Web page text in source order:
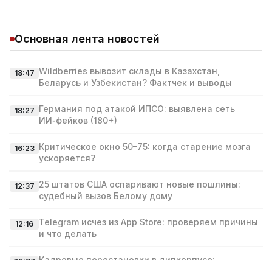
Основная лента новостей
18:47 Wildberries вывозит склады в Казахстан,
Беларусь и Узбекистан? Фактчек и выводы
18:27 Германия под атакой ИПСО: выявлена сеть
ИИ‑фейков (180+)
16:23 Критическое окно 50–75: когда старение мозга
ускоряется?
12:37 25 штатов США оспаривают новые пошлины:
судебный вызов Белому дому
12:16
Telegram исчез из App Store: проверяем причины
и что делать